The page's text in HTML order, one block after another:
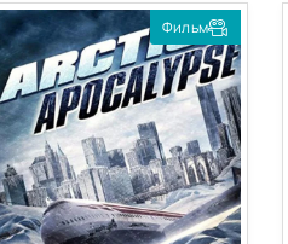
Фильм